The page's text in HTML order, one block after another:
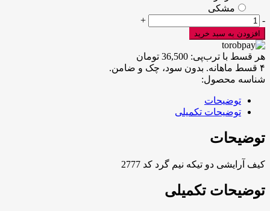
مشکی
کیف
آرایشی
دو
تیکه
نیم
گرد
2777
-
+
افزودن به سبد خرید
هر قسط با ترب‌پی: 36,500 تومان
۴ قسط ماهانه. بدون سود، چک و ضامن.
شناسه محصول:
توضیحات
توضیحات تکمیلی
توضیحات
کیف آرایشی دو تیکه نیم گرد کد 2777
توضیحات تکمیلی